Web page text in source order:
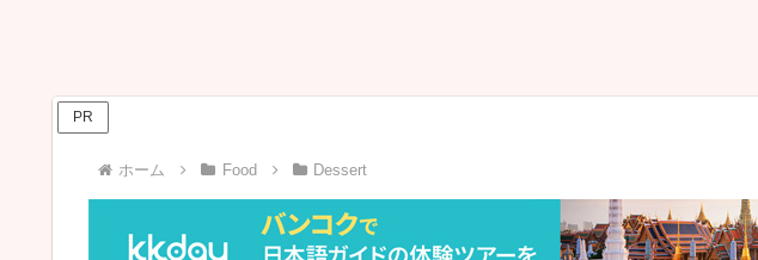
PR
ホーム Food Dessert